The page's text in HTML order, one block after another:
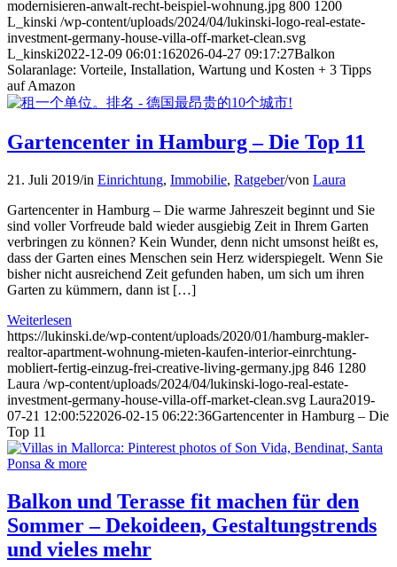
modernisieren-anwalt-recht-beispiel-wohnung.jpg 800 1200
L_kinski /wp-content/uploads/2024/04/lukinski-logo-real-estate-
investment-germany-house-villa-off-market-clean.svg
L_kinski2022-12-09 06:01:162026-04-27 09:17:27Balkon
Solaranlage: Vorteile, Installation, Wartung und Kosten + 3 Tipps
auf Amazon
Gartencenter in Hamburg – Die Top 11
21. Juli 2019/in Einrichtung, Immobilie, Ratgeber/von Laura
Gartencenter in Hamburg – Die warme Jahreszeit beginnt und Sie
sind voller Vorfreude bald wieder ausgiebig Zeit in Ihrem Garten
verbringen zu können? Kein Wunder, denn nicht umsonst heißt es,
dass der Garten eines Menschen sein Herz widerspiegelt. Wenn Sie
bisher nicht ausreichend Zeit gefunden haben, um sich um ihren
Garten zu kümmern, dann ist […]
Weiterlesen
https://lukinski.de/wp-content/uploads/2020/01/hamburg-makler-
realtor-apartment-wohnung-mieten-kaufen-interior-einrchtung-
mobliert-fertig-einzug-frei-creative-living-germany.jpg 846 1280
Laura /wp-content/uploads/2024/04/lukinski-logo-real-estate-
investment-germany-house-villa-off-market-clean.svg Laura2019-
07-21 12:00:522026-02-15 06:22:36Gartencenter in Hamburg – Die
Top 11
Balkon und Terasse fit machen für den
Sommer – Dekoideen, Gestaltungstrends
und vieles mehr